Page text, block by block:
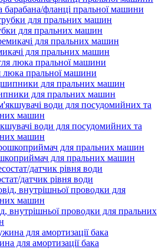
барабана/фланці пральної машини
для пральних машин
для пральних машин
люка пральної машини
для пральних машин
води для посудомийних та
машин
для пральних машин
датчик рівня води
внутрішньої проводки для пральних
для амортизації бака